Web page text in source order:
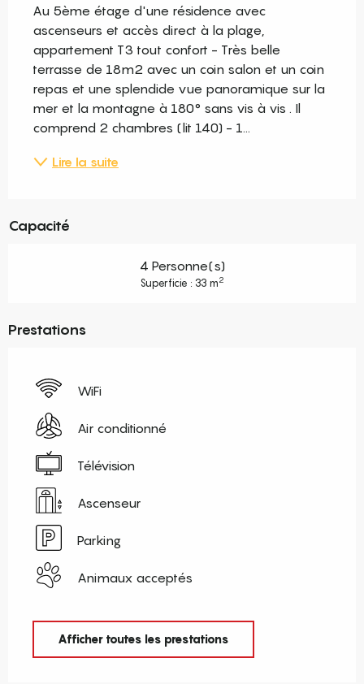
Au 5ème étage d'une résidence avec
ascenseurs et accès direct à la plage,
appartement T3 tout confort - Très belle
terrasse de 18m2 avec un coin salon et un coin
repas et une splendide vue panoramique sur la
mer et la montagne à 180° sans vis à vis . Il
comprend 2 chambres (lit 140) - 1...
Lire la suite
Capacité
4 Personne(s)
Superficie : 33 m2
Prestations
WiFi
Air conditionné
Télévision
Ascenseur
Parking
Animaux acceptés
Afficher toutes les prestations